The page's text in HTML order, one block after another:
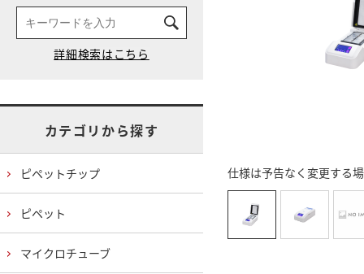
仕様は予告なく変更する
カテゴリから探す
ピペットチップ
ピペット
マイクロチューブ